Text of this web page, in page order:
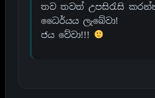
තව තවත් උපසිරැසි
ධෛර්යය ලැබේවා!
ජය වේවා!!!